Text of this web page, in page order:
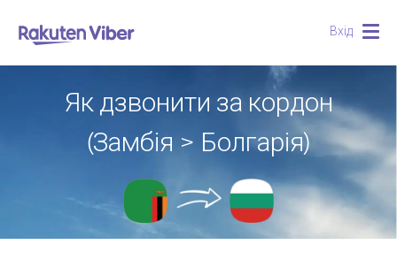
Вхід
Як дзвонити за кордон
(Замбія > Болгарія)